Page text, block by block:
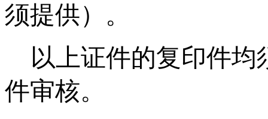
须提供）。
以上证件的复印件
件审核。